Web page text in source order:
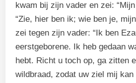
kwam bij zijn vader en zei:
“Zie, hier ben ik; wie ben je,
zei tegen zijn vader: “Ik ben
eerstgeborene. Ik heb gedaan
hebt. Richt u toch op, ga zitten
wildbraad, zodat uw ziel mij kan